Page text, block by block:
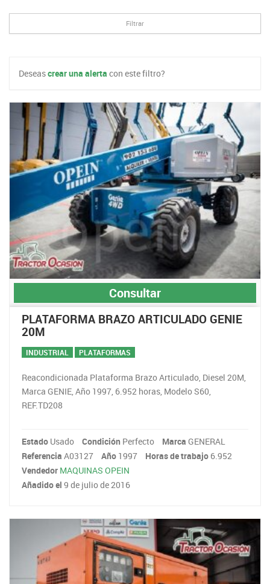
Filtrar
Deseascrear una alerta con este filtro?
Consultar
PLATAFORMA BRAZO ARTICULADO GENIE
20M
INDUSTRIAL PLATAFORMAS
Reacondicionada Plataforma Brazo Articulado, Diesel 20M,
Marca GENIE, Año 1997, 6.952 horas, Modelo S60,
REF.TD208
Estado Usado Condición Perfecto Marca GENERAL
Referencia A03127 Año 1997 Horas de trabajo 6.952
Vendedor MAQUINAS OPEIN
Añadido el 9 de julio de 2016